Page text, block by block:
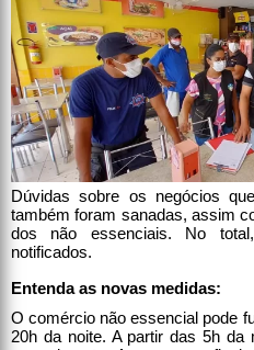
Dúvidas sobre os negócios
também foram sanadas, assim
dos não essenciais. No
notificados.
Entenda as novas medidas:
O comércio não essencial pode
20h da noite. A partir das 5h da